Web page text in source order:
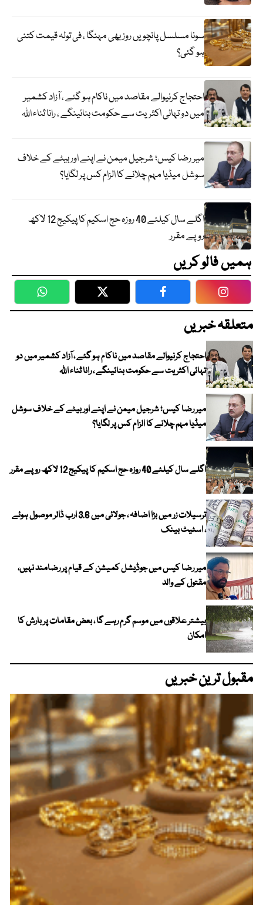
سونا مسلسل پانچویں روز بھی مہنگا ، فی تولہ قیمت کتنی
ہو گئی؟
احتجاج کرنیوالے مقاصد میں ناکام ہو گئے ، آزاد کشمیر
میں دو تہائی اکثریت سے حکومت بنائینگے ، رانا ثناء اللہ
میر رضا کیس؛ شرجیل میمن نے اپنے اور بیٹے کے خلاف
سوشل میڈیا مہم چلانے کا الزام کس پر لگایا؟
اگلے سال کیلئے 40 روزہ حج اسکیم کا پیکیج 12 لاکھ
روپے مقرر
ہمیں فالو کریں
WhatsApp Twitter Facebook
متعلقہ خبریں
احتجاج کرنیوالے مقاصد میں ناکام ہو گئے ، آزاد کشمیر میں دو
تہائی اکثریت سے حکومت بنائینگے ، رانا ثناء اللہ
میر رضا کیس؛ شرجیل میمن نے اپنے اور بیٹے کے خلاف سوشل
میڈیا مہم چلانے کا الزام کس پر لگایا؟
اگلے سال کیلئے 40 روزہ حج اسکیم کا پیکیج 12 لاکھ روپے مقرر
ترسیلات زر میں بڑا اضافہ ، جولائی میں 3.6 ارب ڈالر موصول ہوئے
، اسٹیٹ بینک
میر رضا کیس میں جوڈیشل کمیشن کے قیام پر رضامند نہیں،
مقتول کے والد
بیشتر علاقوں میں موسم گرم رہے گا ، بعض مقامات پر بارش کا
امکان
مقبول ترین خبریں